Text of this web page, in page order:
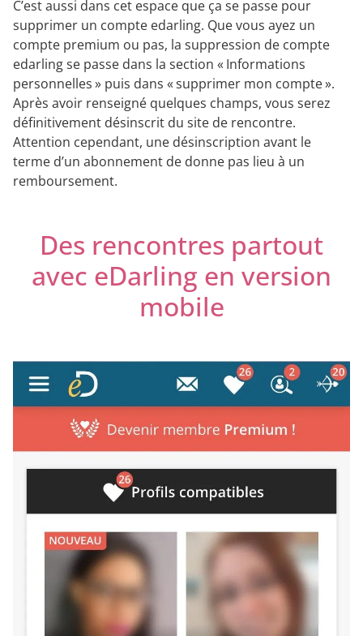
C’est aussi dans cet espace que ça se passe pour
supprimer un compte edarling. Que vous ayez un
compte premium ou pas, la suppression de compte
edarling se passe dans la section « Informations
personnelles » puis dans « supprimer mon compte ».
Après avoir renseigné quelques champs, vous serez
définitivement désinscrit du site de rencontre.
Attention cependant, une désinscription avant le
terme d’un abonnement de donne pas lieu à un
remboursement.
Des rencontres partout
avec eDarling en version
mobile